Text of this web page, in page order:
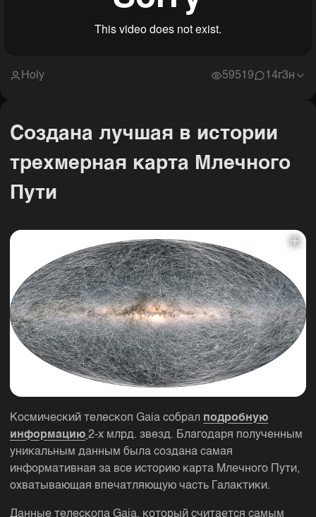
Holy 59519 1 4г3н
Создана лучшая в истории
трехмерная карта Млечного
Пути
Космический телескоп Gaia собрал подробную
информацию 2-х млрд. звезд. Благодаря полученным
уникальным данным была создана самая
информативная за все историю карта Млечного Пути,
охватывающая впечатляющую часть Галактики.
Данные телескопа Gaia, который считается самым